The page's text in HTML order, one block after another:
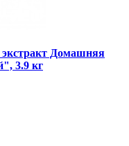
Домашняя
3.9 кг